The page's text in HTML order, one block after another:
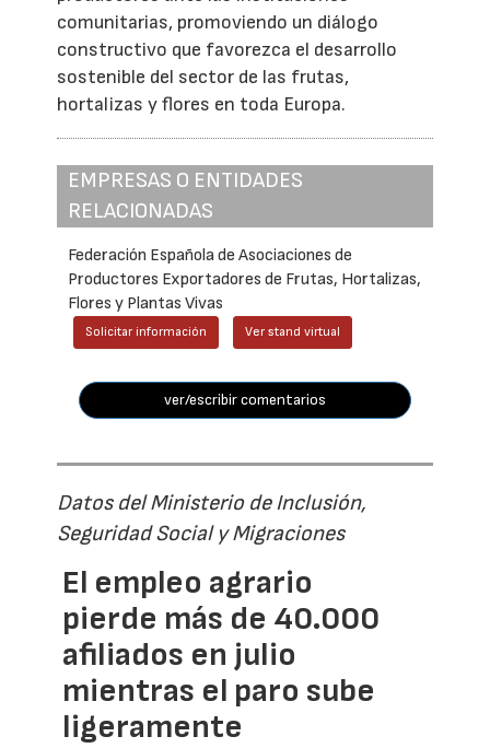
comunitarias, promoviendo un diálogo
constructivo que favorezca el desarrollo
sostenible del sector de las frutas,
hortalizas y flores en toda Europa.
EMPRESAS O ENTIDADES
RELACIONADAS
Federación Española de Asociaciones de
Productores Exportadores de Frutas, Hortalizas,
Flores y Plantas Vivas
Solicitar información Ver stand virtual
ver/escribir comentarios
Datos del Ministerio de Inclusión,
Seguridad Social y Migraciones
El empleo agrario
pierde más de 40.000
afiliados en julio
mientras el paro sube
ligeramente